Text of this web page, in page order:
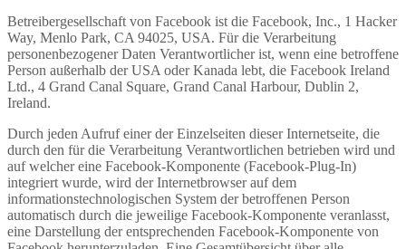
Betreibergesellschaft von Facebook ist die Facebook, Inc., 1 Hacker
Way, Menlo Park, CA 94025, USA. Für die Verarbeitung
personenbezogener Daten Verantwortlicher ist, wenn eine betroffene
Person außerhalb der USA oder Kanada lebt, die Facebook Ireland
Ltd., 4 Grand Canal Square, Grand Canal Harbour, Dublin 2,
Ireland.
Durch jeden Aufruf einer der Einzelseiten dieser Internetseite, die
durch den für die Verarbeitung Verantwortlichen betrieben wird und
auf welcher eine Facebook-Komponente (Facebook-Plug-In)
integriert wurde, wird der Internetbrowser auf dem
informationstechnologischen System der betroffenen Person
automatisch durch die jeweilige Facebook-Komponente veranlasst,
eine Darstellung der entsprechenden Facebook-Komponente von